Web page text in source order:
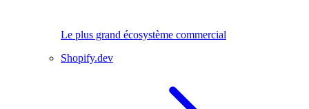
Le plus grand écosystème commercial
Shopify.dev